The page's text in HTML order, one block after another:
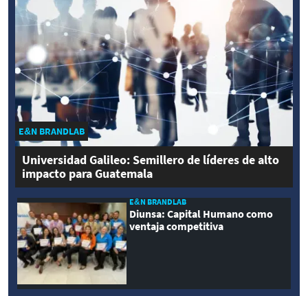
E&N BRANDLAB
Universidad Galileo: Semillero de líderes de alto
impacto para Guatemala
E&N BRANDLAB
Diunsa: Capital Humano como
ventaja competitiva